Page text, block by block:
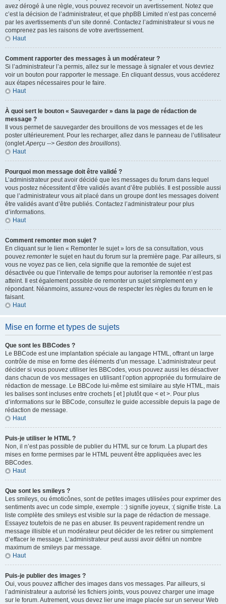
avez dérogé à une règle, vous pouvez recevoir un avertissement. Notez que
c’est la décision de l’administrateur, et que phpBB Limited n’est pas concerné
par les avertissements d’un site donné. Contactez l’administrateur si vous ne
comprenez pas les raisons de votre avertissement.
Haut
Comment rapporter des messages à un modérateur ?
Si l’administrateur l’a permis, allez sur le message à signaler et vous devriez
voir un bouton pour rapporter le message. En cliquant dessus, vous accéderez
aux étapes nécessaires pour le faire.
Haut
À quoi sert le bouton « Sauvegarder » dans la page de rédaction de
message ?
Il vous permet de sauvegarder des brouillons de vos messages et de les
poster ultérieurement. Pour les recharger, allez dans le panneau de l’utilisateur
(ongletAperçu --> Gestion des brouillons).
Haut
Pourquoi mon message doit être validé ?
L’administrateur peut avoir décidé que les messages du forum dans lequel
vous postez nécessitent d’être validés avant d’être publiés. Il est possible aussi
que l’administrateur vous ait placé dans un groupe dont les messages doivent
être validés avant d’être publiés. Contactez l’administrateur pour plus
d’informations.
Haut
Comment remonter mon sujet ?
En cliquant sur le lien « Remonter le sujet » lors de sa consultation, vous
pouvez remonterle sujet en haut du forum sur la première page. Par ailleurs, si
vous ne voyez pas ce lien, cela signifie que la remontée de sujet est
désactivée ou que l’intervalle de temps pour autoriser la remontée n’est pas
atteint. Il est également possible de remonter un sujet simplement en y
répondant. Néanmoins, assurez-vous de respecter les règles du forum en le
faisant.
Haut
Mise en forme et types de sujets
Que sont les BBCodes ?
Le BBCode est une implantation spéciale au langage HTML, offrant un large
contrôle de mise en forme des éléments d’un message. L’administrateur peut
décider si vous pouvez utiliser les BBCodes, vous pouvez aussi les désactiver
dans chacun de vos messages en utilisant l’option appropriée du formulaire de
rédaction de message. Le BBCode lui-même est similaire au style HTML, mais
les balises sont incluses entre crochets [ et ] plutôt que < et >. Pour plus
d’informations sur le BBCode, consultez le guide accessible depuis la page de
rédaction de message.
Haut
Puis-je utiliser le HTML ?
Non, il n’est pas possible de publier du HTML sur ce forum. La plupart des
mises en forme permises par le HTML peuvent être appliquées avec les
BBCodes.
Haut
Que sont les smileys ?
Les smileys, ou émoticônes, sont de petites images utilisées pour exprimer des
sentiments avec un code simple, exemple : :) signifie joyeux, :( signifie triste. La
liste complète des smileys est visible sur la page de rédaction de message.
Essayez toutefois de ne pas en abuser. Ils peuvent rapidement rendre un
message illisible et un modérateur peut décider de les retirer ou simplement
d’effacer le message. L’administrateur peut aussi avoir défini un nombre
maximum de smileys par message.
Haut
Puis-je publier des images ?
Oui, vous pouvez afficher des images dans vos messages. Par ailleurs, si
l’administrateur a autorisé les fichiers joints, vous pouvez charger une image
sur le forum. Autrement, vous devez lier une image placée sur un serveur Web